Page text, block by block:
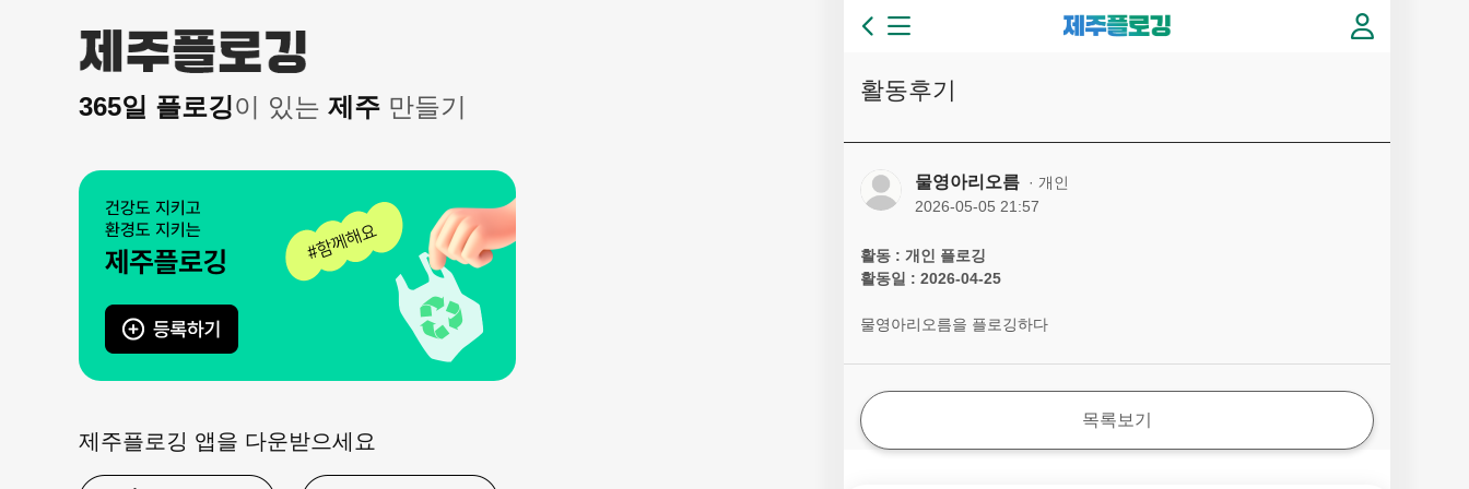
365일 플로깅이 있는 제주 만들기
제주플로깅 앱을 다운받으세요
활동후기
물영아리오름
개인
2026-05-05 21:57
활동 : 개인 플로깅
활동일 : 2026-04-25
물영아리오름을 플로깅하다
목록보기